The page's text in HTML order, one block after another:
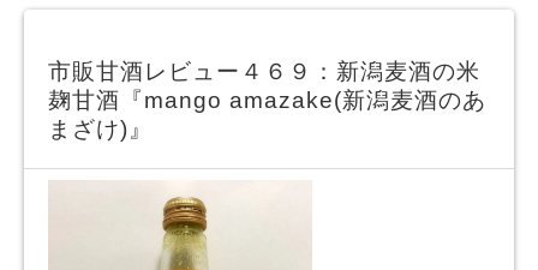
市販甘酒レビュー４６９：新潟麦酒の米
麹甘酒『mango amazake(新潟麦酒のあ
まざけ)』